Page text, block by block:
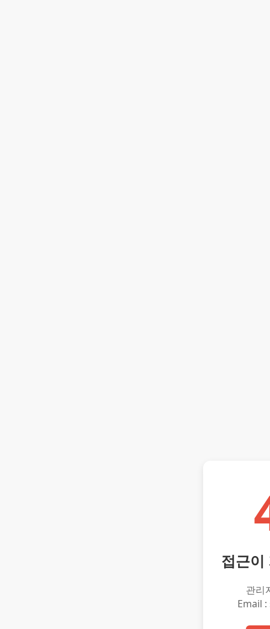
접근이
관리
Email